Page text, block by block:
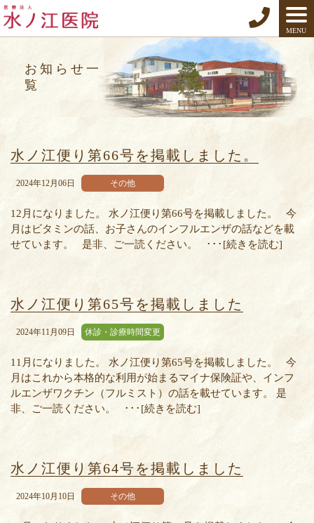
お知らせ一
覧
MENU
水ノ江便り第66号を掲載しました。
2024年12月06日 その他
12月になりました。 水ノ江便り第66号を掲載しました。 今
月はビタミンの話、お子さんのインフルエンザの話などを載
せています。 是非、ご一読ください。 ･･･[続きを読む]
水ノ江便り第65号を掲載しました
2024年11月09日 休診・診療時間変更
11月になりました。 水ノ江便り第65号を掲載しました。 今
月はこれから本格的な利用が始まるマイナ保険証や、インフ
ルエンザワクチン（フルミスト）の話を載せています。 是
非、ご一読ください。 ･･･[続きを読む]
水ノ江便り第64号を掲載しました
2024年10月10日 その他